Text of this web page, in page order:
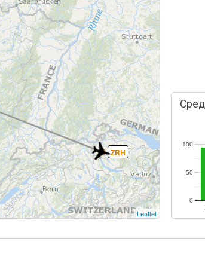
ZRH
Leaflet
0
50
100